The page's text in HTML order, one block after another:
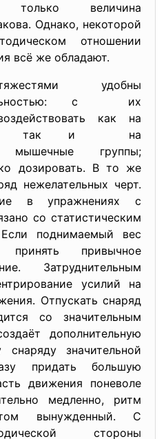
величина
Однако, некоторой
отношении
всё же обладают.
удобны
с их
как на
так и на
группы;
дозировать. В то же
нежелательных черт.
в упражнениях с
со статистическим
поднимаемый вес
привычное
Затруднительным
усилий на
Отпускать снаряд
со значительным
дополнительную
снаряду значительной
придать большую
движения поневоле
медленно, ритм
вынужденный. С
стороны